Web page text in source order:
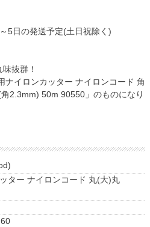
5日の発送予定(土日祝除く)
抜群！
イロンカッター ナイロンコード 角
2.3mm) 50m 90550」のものになり
ター ナイロンコード 丸(大)丸